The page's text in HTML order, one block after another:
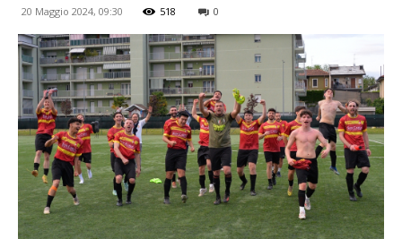
20 Maggio 2024, 09:30 518 0